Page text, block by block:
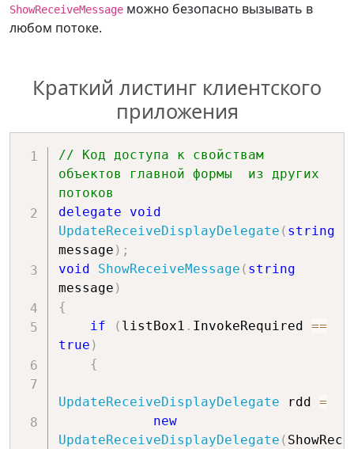
ShowReceiveMessage можно безопасно вызывать в
любом потоке.
Краткий листинг клиентского
приложения
// Код доступа к свойствам
объектов главной формы  из других
потоков
delegate
void
UpdateReceiveDisplayDelegate ( string
message ) ;
void
ShowReceiveMessage ( string
message )
{
if
( listBox1 . InvokeRequired ==
true )
{
UpdateReceiveDisplayDelegate rdd =
new
UpdateReceiveDisplayDelegate (